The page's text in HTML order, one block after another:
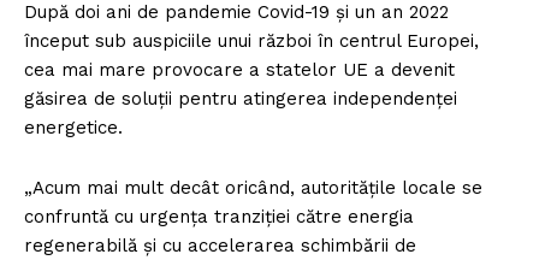
După doi ani de pandemie Covid-19 și un an 2022
început sub auspiciile unui război în centrul Europei,
cea mai mare provocare a statelor UE a devenit
găsirea de soluții pentru atingerea independenței
energetice.
„Acum mai mult decât oricând, autoritățile locale se
confruntă cu urgența tranziției către energia
regenerabilă și cu accelerarea schimbării de